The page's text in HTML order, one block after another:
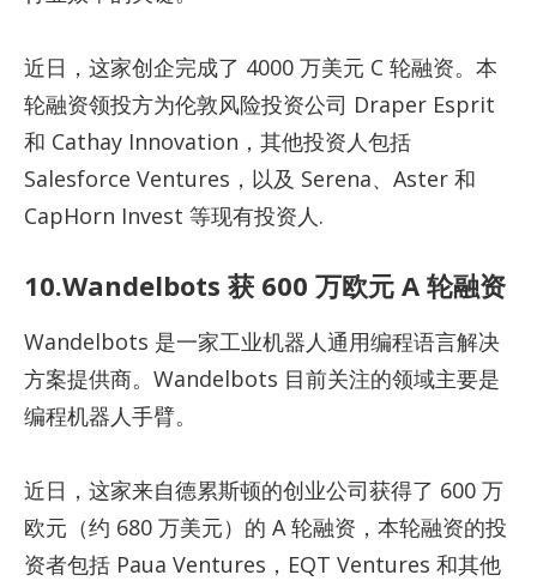
近日，这家创企完成了 4000 万美元 C 轮融资。本
轮融资领投方为伦敦风险投资公司 Draper Esprit
和 Cathay Innovation，其他投资人包括
Salesforce Ventures，以及 Serena、Aster 和
CapHorn Invest 等现有投资人.
10.Wandelbots 获 600 万欧元 A 轮融资
Wandelbots 是一家工业机器人通用编程语言解决
方案提供商。Wandelbots 目前关注的领域主要是
编程机器人手臂。
近日，这家来自德累斯顿的创业公司获得了 600 万
欧元（约 680 万美元）的 A 轮融资，本轮融资的投
资者包括 Paua Ventures，EQT Ventures 和其他